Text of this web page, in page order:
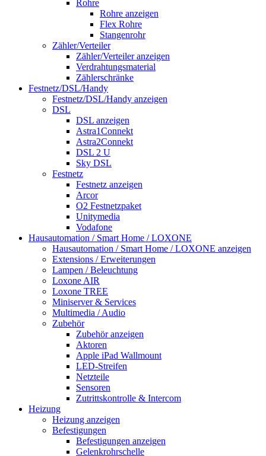
Rohre
Rohre anzeigen
Flex Rohre
Stangenrohr
Zähler/Verteiler
Zähler/Verteiler anzeigen
Verdrahtungsmaterial
Zählerschränke
Festnetz/DSL/Handy
Festnetz/DSL/Handy anzeigen
DSL
DSL anzeigen
Astra1Connekt
Astra2Connekt
DSL 2 U
Sky DSL
Festnetz
Festnetz anzeigen
Arcor
O2 Festnetzpaket
Unitymedia
Vodafone
Hausautomation / Smart Home / LOXONE
Hausautomation / Smart Home / LOXONE anzeigen
Extensions / Erweiterungen
Lampen / Beleuchtung
Loxone AIR
Loxone TREE
Miniserver & Services
Multimedia / Audio
Zubehör
Zubehör anzeigen
Aktoren
Apple iPad Wallmount
LED-Streifen
Netzteile
Sensoren
Zutrittskontrolle & Intercom
Heizung
Heizung anzeigen
Befestigungen
Befestigungen anzeigen
Gelenkrohrschelle